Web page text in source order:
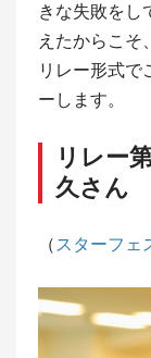
きな失敗をし
えたからこそ
リレー形式で
ーします。
リレー
久さん
（ スターフェ